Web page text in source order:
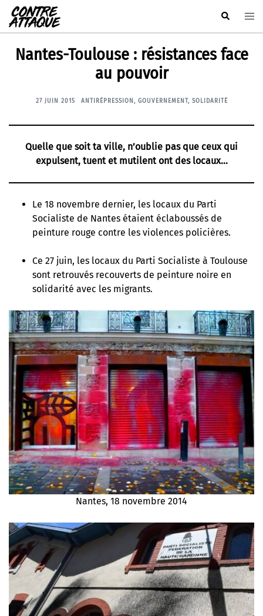
Aller
au
contenu
Rechercher
Nantes-Toulouse : résistances face
au pouvoir
27 JUIN 2015 ANTIRÉPRESSION , GOUVERNEMENT, SOLIDARITÉ
Quelle que soit ta ville, n’oublie pas que ceux qui
expulsent, tuent et mutilent ont des locaux…
Le 18 novembre dernier, les locaux du Parti
Socialiste de Nantes étaient éclaboussés de
peinture rouge contre les violences policières.
Ce 27 juin, les locaux du Parti Socialiste à Toulouse
sont retrouvés recouverts de peinture noire en
solidarité avec les migrants.
Nantes, 18 novembre 2014